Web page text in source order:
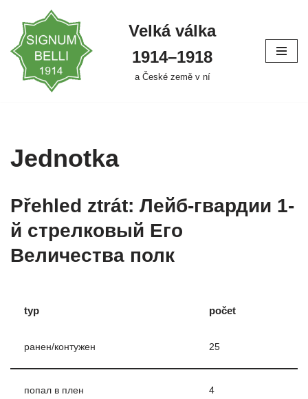
Přeskočit
na
obsah
Velká válka
1914–⁠⁠⁠⁠⁠⁠1918
a České země v ní
Jednotka
Přehled ztrát: Лейб-гвардии 1-
й стрелковый Его
Величества полк
typ počet
ранен/контужен 25
попал в плен 4